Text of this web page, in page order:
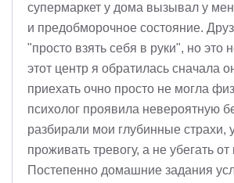
супермаркет у дома вызывал у
и предобморочное состояние.
"просто взять себя в руки", но это
этот центр я обратилась сначала
приехать очно просто не могла
психолог проявила невероятную
разбирали мои глубинные страхи,
проживать тревогу, а не убегать от
Постепенно домашние задания